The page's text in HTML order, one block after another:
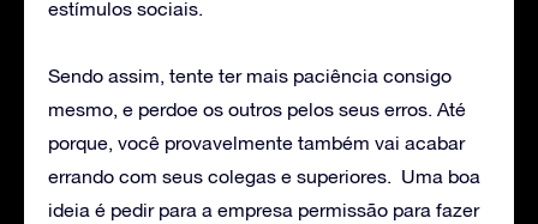
estímulos sociais.
Sendo assim, tente ter mais paciência consigo
mesmo, e perdoe os outros pelos seus erros. Até
porque, você provavelmente também vai acabar
errando com seus colegas e superiores. Uma boa
ideia é pedir para a empresa permissão para fazer